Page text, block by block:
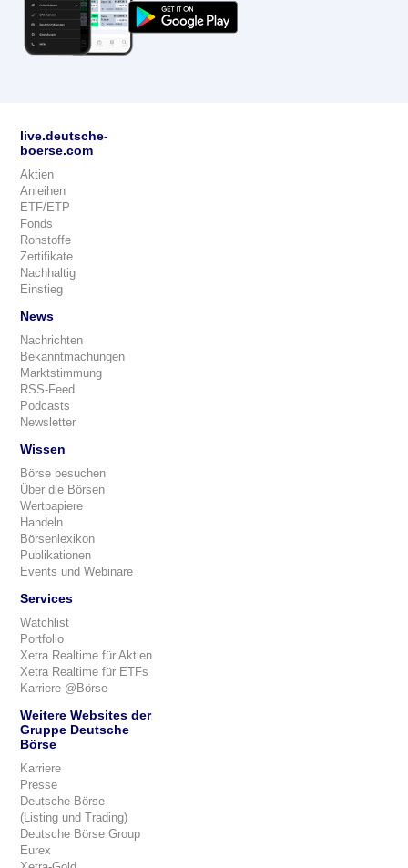
live.deutsche-
boerse.com
Aktien
Anleihen
ETF/ETP
Fonds
Rohstoffe
Zertifikate
Nachhaltig
Einstieg
News
Nachrichten
Bekanntmachungen
Marktstimmung
RSS-Feed
Podcasts
Newsletter
Wissen
Börse besuchen
Über die Börsen
Wertpapiere
Handeln
Börsenlexikon
Publikationen
Events und Webinare
Services
Watchlist
Portfolio
Xetra Realtime für Aktien
Xetra Realtime für ETFs
Karriere @Börse
Weitere Websites der
Gruppe Deutsche
Börse
Karriere
Presse
Deutsche Börse
(Listing und Trading)
Deutsche Börse Group
Eurex